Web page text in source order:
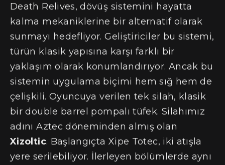
Death Relives, dövüş sistemini hayatta
kalma mekaniklerine bir alternatif olarak
sunmayı hedefliyor. Geliştiriciler bu sistemi,
türün klasik yapısına karşı farklı bir
yaklaşım olarak konumlandırıyor. Ancak bu
sistemin uygulama biçimi hem sığ hem de
çelişkili. Oyuncuya verilen tek silah, klasik
bir double barrel pompalı tüfek. Silahımız
adını Aztec döneminden almış olan
Xizoltic. Başlangıçta Xipe Totec, iki atışla
yere serilebiliyor. İlerleyen bölümlerde aynı